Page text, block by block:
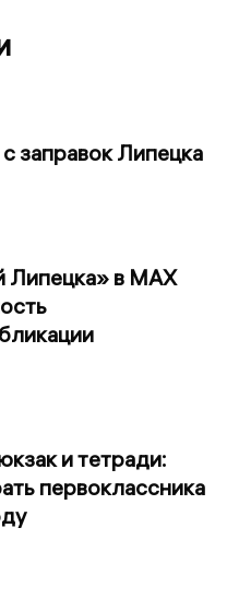
заправок Липецка
Липецка» в MAX
и тетради:
первоклассника